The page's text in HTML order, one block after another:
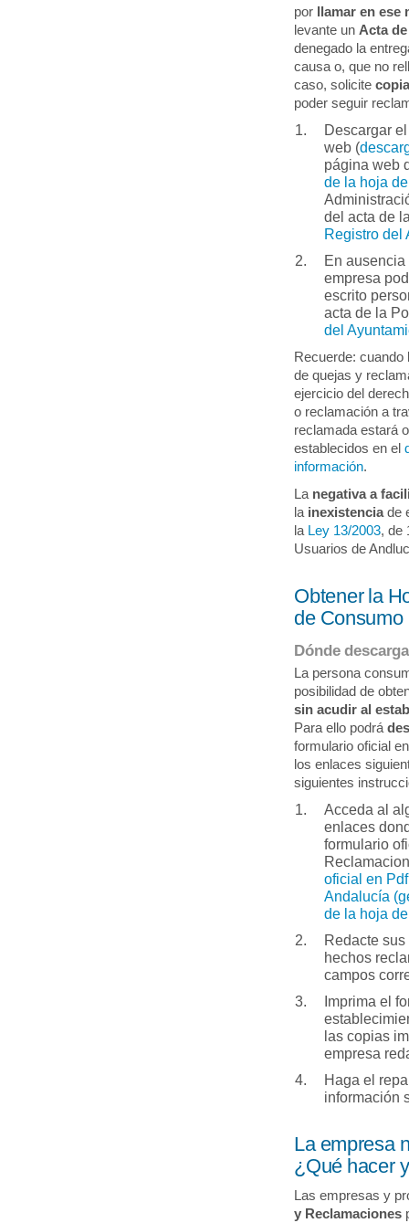
por
llamar en
levante un Acta
denegado la
causa o, que no
caso, solicite
poder seguir
Descargar
web (
página web
de la hoja
del acta de
Registro del
En
empresa
escrito
acta de la
del
Recuerde:
de quejas y
ejercicio del
o reclamación a
reclamada estará
establecidos en el
información.
La negativa a
la inexistenciade
la Ley 13/2003, de
Usuarios de
Obtener la
de Consumo
Dónde
La persona
posibilidad de
sin acudir al
Para ello podrá
formulario oficial
los enlaces
siguientes
Acceda al
enlaces
formulario
oficial en Pdf
Andalucía
de la hoja
Redacte
hechos
campos
Imprima el
las copias
empresa
Haga el
información
La empresa
¿Qué hacer
Las empresas y
y Reclamaciones